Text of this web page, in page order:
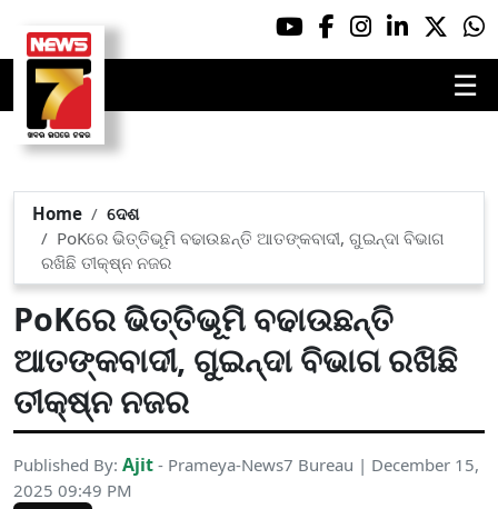
☰
Home
ଦେଶ
PoKରେ ଭିତ୍ତିଭୂମି ବଢାଉଛନ୍ତି ଆତଙ୍କବାଦୀ, ଗୁଇନ୍ଦା ବିଭାଗ
ରଖିଛି ତୀକ୍ଷ୍ନ ନଜର
PoKରେ ଭିତ୍ତିଭୂମି ବଢାଉଛନ୍ତି
ଆତଙ୍କବାଦୀ, ଗୁଇନ୍ଦା ବିଭାଗ ରଖିଛି
ତୀକ୍ଷ୍ନ ନଜର
Published By: Ajit - Prameya-News7 Bureau | December 15,
2025 09:49 PM